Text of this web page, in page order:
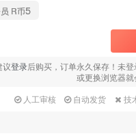
R币5
议登录后购买，订单永久保存！未
或更换浏览器就
人工审核
自动发货 技